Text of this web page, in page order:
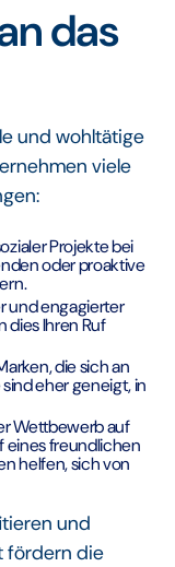
das
und wohltätige
viele
Projekte bei
oder proaktive
und engagierter
dies Ihren Ruf
die sich an
eher geneigt, in
Wettbewerb auf
eines freundlichen
helfen, sich von
und
fördern die